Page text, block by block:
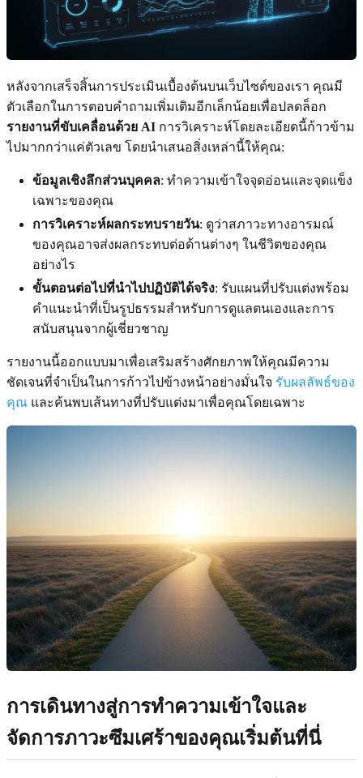
หลังจากเสร็จสิ้นการประเมินเบื้องต้นบนเว็บไซต์ของเรา คุณมี
ตัวเลือกในการตอบคำถามเพิ่มเติมอีกเล็กน้อยเพื่อปลดล็อก
รายงานที่ขับเคลื่อนด้วย AI การวิเคราะห์โดยละเอียดนี้ก้าวข้าม
ไปมากกว่าแค่ตัวเลข โดยนำเสนอสิ่งเหล่านี้ให้คุณ:
ข้อมูลเชิงลึกส่วนบุคคล: ทำความเข้าใจจุดอ่อนและจุดแข็ง
เฉพาะของคุณ
การวิเคราะห์ผลกระทบรายวัน: ดูว่าสภาวะทางอารมณ์
ของคุณอาจส่งผลกระทบต่อด้านต่างๆ ในชีวิตของคุณ
อย่างไร
ขั้นตอนต่อไปที่นำไปปฏิบัติได้จริง: รับแผนที่ปรับแต่งพร้อม
คำแนะนำที่เป็นรูปธรรมสำหรับการดูแลตนเองและการ
สนับสนุนจากผู้เชี่ยวชาญ
รายงานนี้ออกแบบมาเพื่อเสริมสร้างศักยภาพให้คุณมีความ
ชัดเจนที่จำเป็นในการก้าวไปข้างหน้าอย่างมั่นใจ รับผลลัพธ์ของ
คุณ และค้นพบเส้นทางที่ปรับแต่งมาเพื่อคุณโดยเฉพาะ
การเดินทางสู่การทำความเข้าใจและ
จัดการภาวะซึมเศร้าของคุณเริ่มต้นที่นี่